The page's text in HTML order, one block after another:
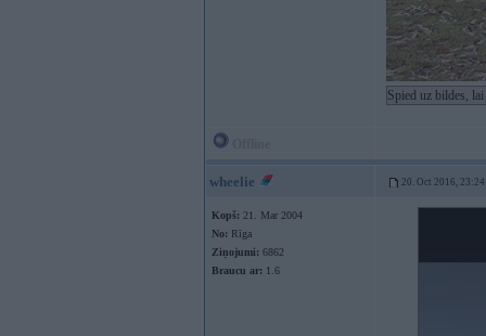
Spied uz bildes,
wheelie 20. Oct 2016, 23:24
Kopš: 21. Mar 2004
No: Rīga
Ziņojumi: 6862
Braucu ar: 1.6